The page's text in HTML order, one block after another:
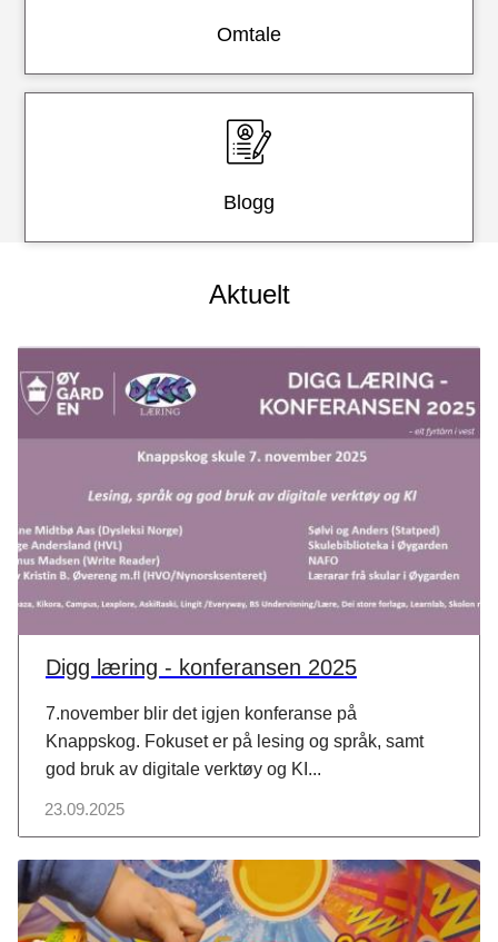
Omtale
Blogg
Aktuelt
23.09.2025
Digg læring - konferansen 2025
7.november blir det igjen konferanse på
Knappskog. Fokuset er på lesing og språk, samt
god bruk av digitale verktøy og KI...